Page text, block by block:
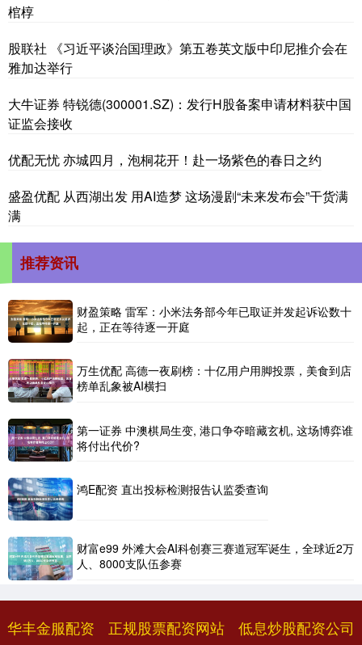
棺椁
股联社 《习近平谈治国理政》第五卷英文版中印尼推介会在
雅加达举行
大牛证券 特锐德(300001.SZ)：发行H股备案申请材料获中国
证监会接收
优配无忧 亦城四月，泡桐花开！赴一场紫色的春日之约
盛盈优配 从西湖出发 用AI造梦 这场漫剧“未来发布会”干货满
满
推荐资讯
财盈策略 雷军：小米法务部今年已取证并发起诉讼数十
起，正在等待逐一开庭
万生优配 高德一夜刷榜：十亿用户用脚投票，美食到店
榜单乱象被AI横扫
第一证券 中澳棋局生变, 港口争夺暗藏玄机, 这场博弈谁
将付出代价?
鸿E配资 直出投标检测报告认监委查询
财富e99 外滩大会AI科创赛三赛道冠军诞生，全球近2万
人、8000支队伍参赛
华丰金服配资 正规股票配资网站 低息炒股配资公司